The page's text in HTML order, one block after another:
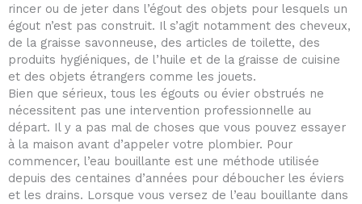
rincer ou de jeter dans l’égout des objets pour lesquels un
égout n’est pas construit. Il s’agit notamment des cheveux,
de la graisse savonneuse, des articles de toilette, des
produits hygiéniques, de l’huile et de la graisse de cuisine
et des objets étrangers comme les jouets.
Bien que sérieux, tous les égouts ou évier obstrués ne
nécessitent pas une intervention professionnelle au
départ. Il y a pas mal de choses que vous pouvez essayer
à la maison avant d’appeler votre plombier. Pour
commencer, l’eau bouillante est une méthode utilisée
depuis des centaines d’années pour déboucher les éviers
et les drains. Lorsque vous versez de l’eau bouillante dans